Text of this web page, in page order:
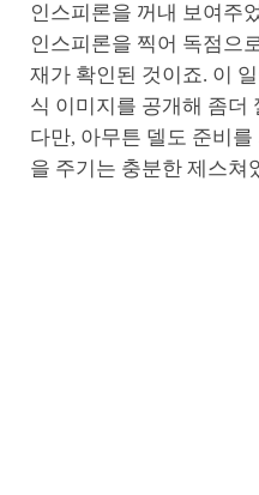
인스피론을 꺼내 보여주
인스피론을 찍어 독점으
재가 확인된 것이죠. 이
식 이미지를 공개해 좀더
다만, 아무튼 델도 준비
을 주기는 충분한 제스쳐